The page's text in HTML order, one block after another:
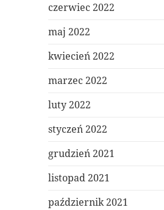
czerwiec 2022
maj 2022
kwiecień 2022
marzec 2022
luty 2022
styczeń 2022
grudzień 2021
listopad 2021
październik 2021